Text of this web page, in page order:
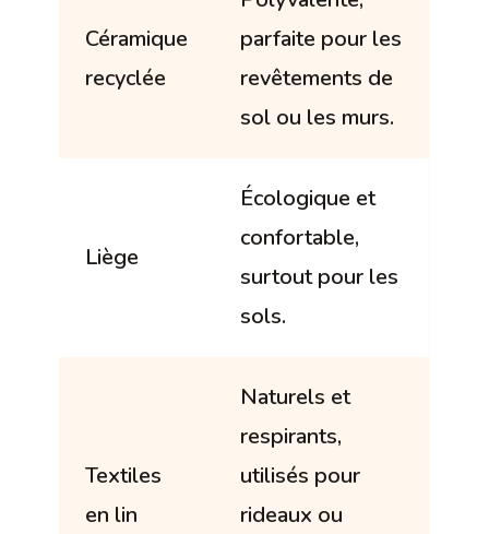
Céramique
recyclée
parfaite pour les
revêtements de
sol ou les murs.
Liège
Écologique et
confortable,
surtout pour les
sols.
Textiles
en lin
Naturels et
respirants,
utilisés pour
rideaux ou